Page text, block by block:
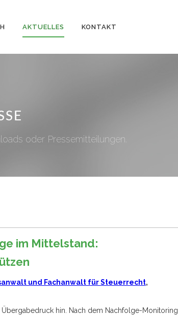
AKTUELLES KONTAKT
oder Pressemitteilungen.
im Mittelstand:
und Fachanwalt für Steuerrecht,
hin. Nach dem Nachfolge-Monitoring